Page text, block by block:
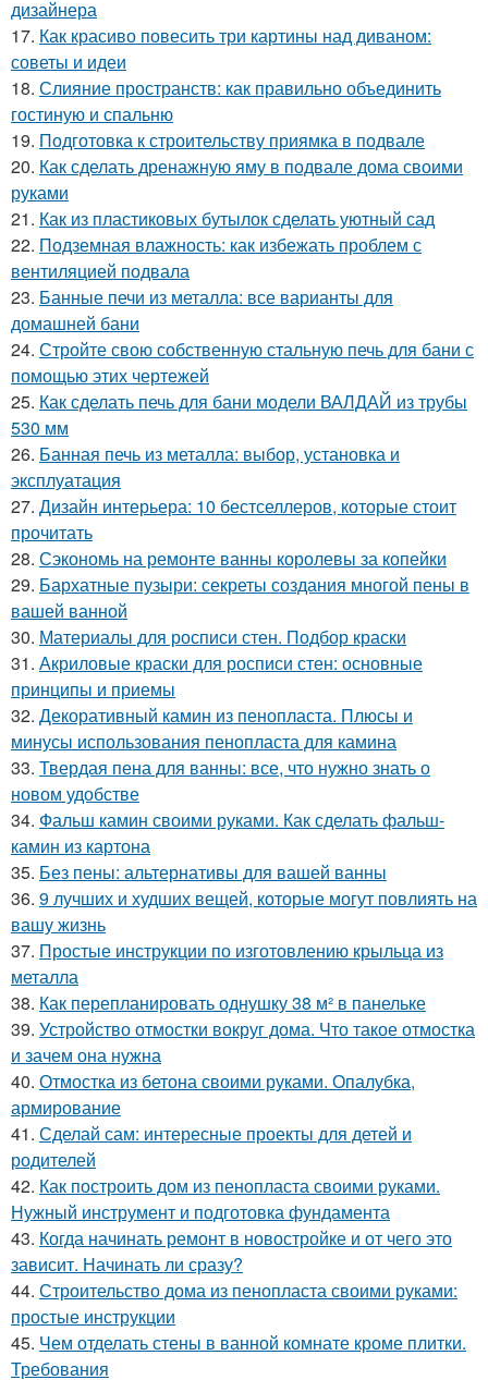
дизайнера
17. Как красиво повесить три картины над диваном:
советы и идеи
18. Слияние пространств: как правильно объединить
гостиную и спальню
19. Подготовка к строительству приямка в подвале
20. Как сделать дренажную яму в подвале дома своими
руками
21. Как из пластиковых бутылок сделать уютный сад
22. Подземная влажность: как избежать проблем с
вентиляцией подвала
23. Банные печи из металла: все варианты для
домашней бани
24. Стройте свою собственную стальную печь для бани с
помощью этих чертежей
25. Как сделать печь для бани модели ВАЛДАЙ из трубы
530 мм
26. Банная печь из металла: выбор, установка и
эксплуатация
27. Дизайн интерьера: 10 бестселлеров, которые стоит
прочитать
28. Сэкономь на ремонте ванны королевы за копейки
29. Бархатные пузыри: секреты создания многой пены в
вашей ванной
30. Материалы для росписи стен. Подбор краски
31. Акриловые краски для росписи стен: основные
принципы и приемы
32. Декоративный камин из пенопласта. Плюсы и
минусы использования пенопласта для камина
33. Твердая пена для ванны: все, что нужно знать о
новом удобстве
34. Фальш камин своими руками. Как сделать фальш-
камин из картона
35. Без пены: альтернативы для вашей ванны
36. 9 лучших и худших вещей, которые могут повлиять на
вашу жизнь
37. Простые инструкции по изготовлению крыльца из
металла
38. Как перепланировать однушку 38 м² в панельке
39. Устройство отмостки вокруг дома. Что такое отмостка
и зачем она нужна
40. Отмостка из бетона своими руками. Опалубка,
армирование
41. Сделай сам: интересные проекты для детей и
родителей
42. Как построить дом из пенопласта своими руками.
Нужный инструмент и подготовка фундамента
43. Когда начинать ремонт в новостройке и от чего это
зависит. Начинать ли сразу?
44. Строительство дома из пенопласта своими руками:
простые инструкции
45. Чем отделать стены в ванной комнате кроме плитки.
Требования